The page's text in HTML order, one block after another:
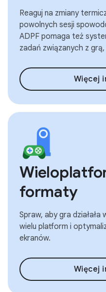
Reaguj na zmiany
powolnych sesji
ADPF pomaga też
zadań związanych z
Więcej
formaty
Spraw, aby gra działała
wielu platform i
ekranów.
Więcej